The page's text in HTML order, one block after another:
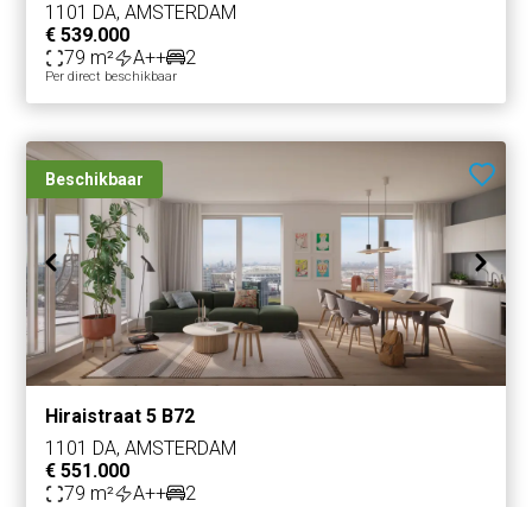
1101 DA, AMSTERDAM
€ 539.000
79 m²
A++ 2
Per direct beschikbaar
Beschikbaar
Hiraistraat 5 B72
1101 DA, AMSTERDAM
€ 551.000
79 m²
A++ 2